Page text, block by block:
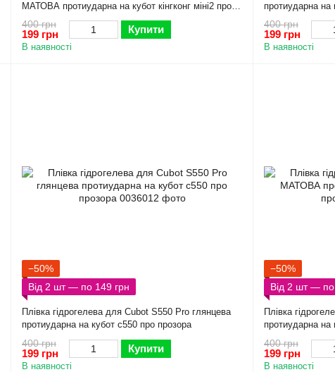
МАТОВА протиударна на кубот кінгконг міні2 про
прозора
400 грн
199 грн Купити
В наявності
протиударна на
400 грн
199 грн
В наявності
−50%
Від 2 шт — по 149 грн
Плівка гідрогелева для Cubot S550 Pro глянцева
протиударна на кубот с550 про прозора
400 грн
199 грн Купити
В наявності
−50%
Від 2 шт — по
Плівка
протиударна на
400 грн
199 грн
В наявності